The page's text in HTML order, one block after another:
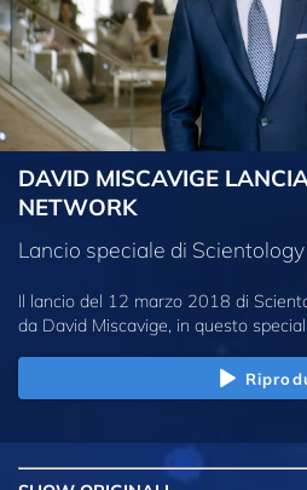
DAVID MISCAVIGE
NETWORK
Lancio speciale di
Il lancio del 12 marzo 2018 di
da David Miscavige, in questo special